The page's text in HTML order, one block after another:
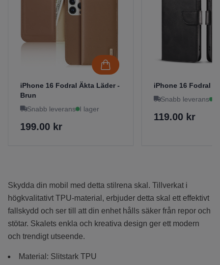
iPhone 16 Fodral Äkta Läder -
Brun
Snabb leverans I lager
199.00 kr
iPhone 16 Fodral -
Snabb leverans
119.00 kr
Skydda din mobil med detta stilrena skal. Tillverkat i
högkvalitativt TPU-material, erbjuder detta skal ett effektivt
fallskydd och ser till att din enhet hålls säker från repor och
stötar. Skalets enkla och kreativa design ger ett modern
och trendigt utseende.
Material: Slitstark TPU